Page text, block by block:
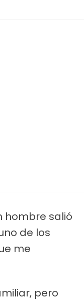
hombre salió
de los
me
pero